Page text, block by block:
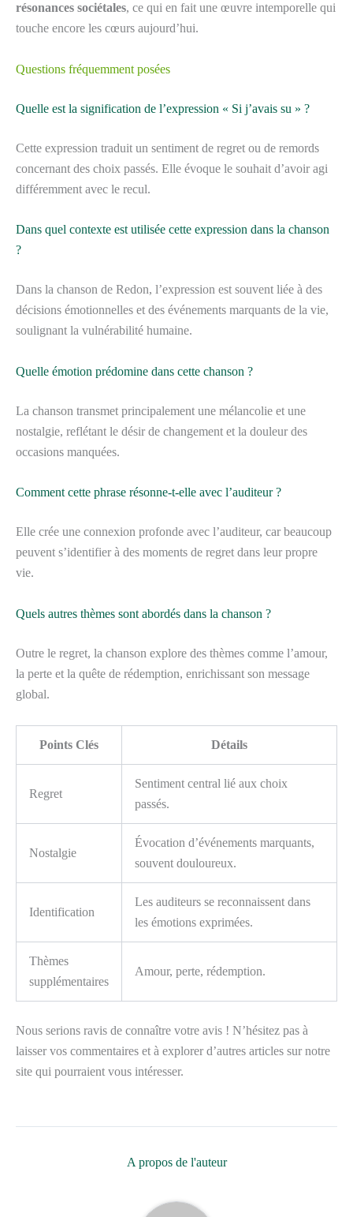
résonances sociétales, ce qui en fait une œuvre intemporelle qui
touche encore les cœurs aujourd’hui.
Questions fréquemment posées
Quelle est la signification de l’expression « Si j’avais su » ?
Cette expression traduit un sentiment de regret ou de remords
concernant des choix passés. Elle évoque le souhait d’avoir agi
différemment avec le recul.
Dans quel contexte est utilisée cette expression dans la chanson
?
Dans la chanson de Redon, l’expression est souvent liée à des
décisions émotionnelles et des événements marquants de la vie,
soulignant la vulnérabilité humaine.
Quelle émotion prédomine dans cette chanson ?
La chanson transmet principalement une mélancolie et une
nostalgie, reflétant le désir de changement et la douleur des
occasions manquées.
Comment cette phrase résonne-t-elle avec l’auditeur ?
Elle crée une connexion profonde avec l’auditeur, car beaucoup
peuvent s’identifier à des moments de regret dans leur propre
vie.
Quels autres thèmes sont abordés dans la chanson ?
Outre le regret, la chanson explore des thèmes comme l’amour,
la perte et la quête de rédemption, enrichissant son message
global.
Points Clés Détails
Regret
Sentiment central lié aux choix
passés.
Nostalgie
Évocation d’événements marquants,
souvent douloureux.
Identification
Les auditeurs se reconnaissent dans
les émotions exprimées.
Thèmes
supplémentaires
Amour, perte, rédemption.
Nous serions ravis de connaître votre avis ! N’hésitez pas à
laisser vos commentaires et à explorer d’autres articles sur notre
site qui pourraient vous intéresser.
A propos de l'auteur